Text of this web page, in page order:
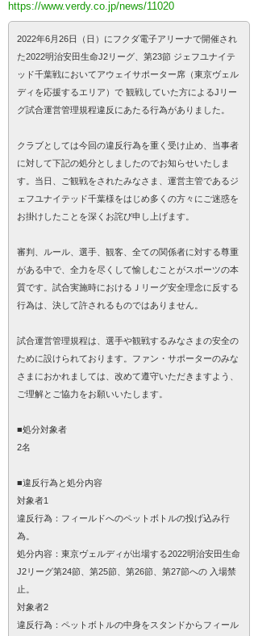
https://www.verdy.co.jp/news/11020
2022年6月26日（日）にフクダ電子アリーナで開催され
た2022明治安田生命J2リーグ、第23節 ジェフユナイテ
ッド千葉戦においてアウェイサポーター席（東京ヴェル
ディを応援するエリア）で 観戦していた方によるJリー
グ試合運営管理規程違反にあたる行為がありました。
クラブとしては今回の違反行為を重く受け止め、当事者
に対して下記の処分としましたのでお知らせいたしま
す。当日、ご観戦をされたみなさま、運営主管であるジ
ェフユナイテッド千葉様をはじめ多くの方々にご迷惑を
お掛けしたことを深くお詫び申し上げます。
審判、ルール、選手、観客、全ての関係者に対する尊重
がある中で、全力を尽くして愉しむことがスポーツの本
質です。試合実施時におけるＪリーグ安全理念に反する
行為は、決して許されるものではありません。
試合運営管理規程は、選手や観戦するみなさまの安全の
ために設けられております。ファン・サポーターのみな
さまにおかれましては、改めて遵守いただきますよう、
ご理解とご協力をお願いいたします。
■処分対象者
2名
■違反行為と処分内容
対象者1
違反行為：フィールドへのペットボトルの投げ込み行
為。
処分内容：東京ヴェルディが出場する2022明治安田生命
J2リーグ第24節、第25節、第26節、第27節への 入場禁
止。
対象者2
違反行為：ペットボトルの中身をスタンドからフィール